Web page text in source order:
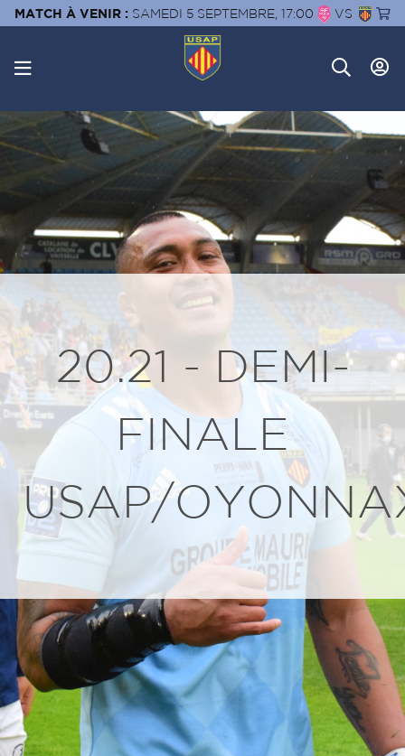
MATCH À VENIR : SAMEDI 5 SEPTEMBRE, 17:00 VS
20.21 - DEMI-
FINALE
USAP/